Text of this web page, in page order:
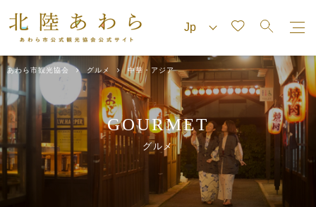
あわら市観光協会 グルメ 中華・アジア
GOURMET
グルメ